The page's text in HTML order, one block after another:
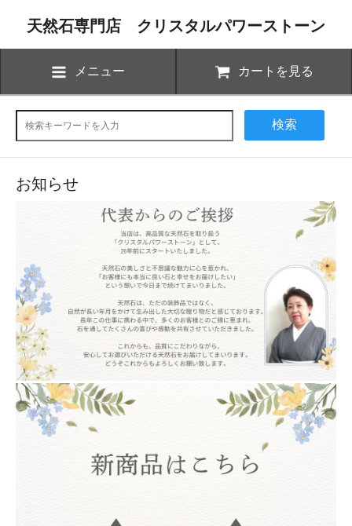
天然石専門店 クリスタルパワーストーン
メニュー カートを見る
検索
お知らせ